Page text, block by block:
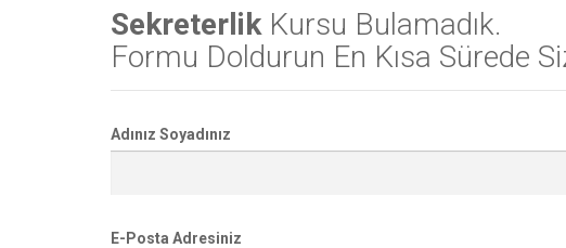
SekreterlikKursu Bulamadık.
Formu Doldurun En Kısa Sürede
Adınız Soyadınız
E-Posta Adresiniz